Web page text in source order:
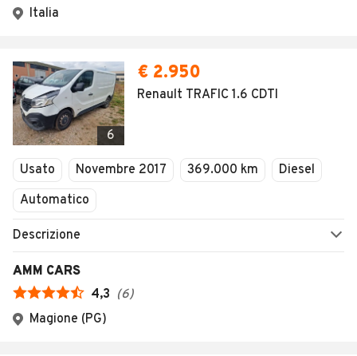
Italia
6
€ 2.950
Renault TRAFIC 1.6 CDTI
Usato Novembre 2017 369.000 km
Diesel
Automatico
Descrizione
AMM CARS
4,3 (6)
Magione (PG)